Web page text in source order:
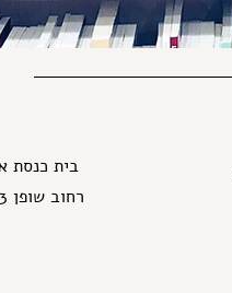
בית כנסת
רחוב שופן 3, ירושלים